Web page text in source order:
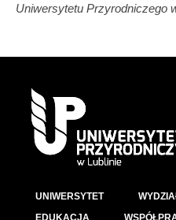
Uniwersytetu Przyrodniczego
UNIWERSYTET
EDUKACJA